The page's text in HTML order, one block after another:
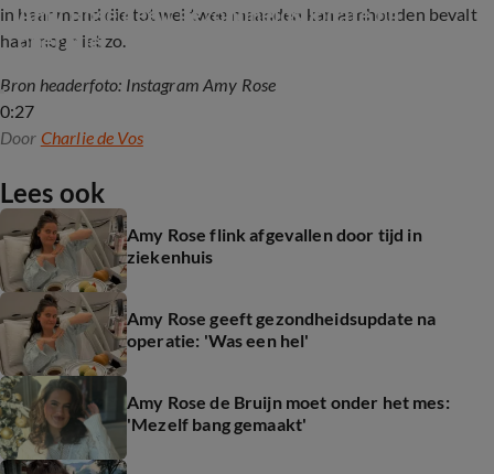
in haar mond die tot wel twee maanden kan aanhouden bevalt
haar nog niet zo.
0:27
Amy Rose deelt gezondheidsupdate na
operatie
Bron headerfoto: Instagram Amy Rose
Door Charlie de Vos
Lees ook
Amy Rose flink afgevallen door tijd in
ziekenhuis
Amy Rose geeft gezondheidsupdate na
operatie: 'Was een hel'
Amy Rose de Bruijn moet onder het mes:
'Mezelf bang gemaakt'